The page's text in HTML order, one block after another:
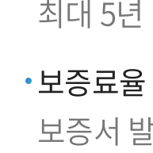
최대 5년
보증료율
보증서